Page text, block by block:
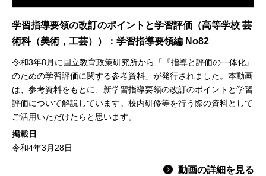
学習指導要領の改訂のポイントと学習評価（高等学校 芸
術科（美術，工芸））：学習指導要領編 No82
令和3年8月に国立教育政策研究所から「『指導と評価の一体化』
のための学習評価に関する参考資料」が発行されました。本動画
は、参考資料をもとに、新学習指導要領の改訂のポイントと学習
評価について解説しています。校内研修等を行う際の資料として
ご活用いただけたらと思います。
掲載日
令和4年3月28日
動画の詳細を見る